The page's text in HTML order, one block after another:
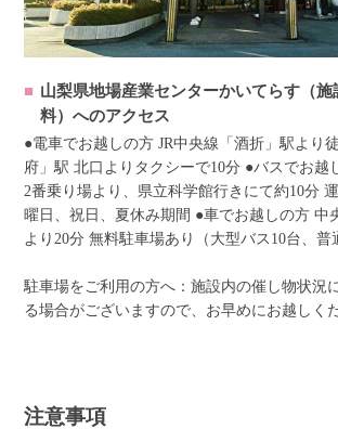
山梨県地場産業センターかいてらす（
料）へのアクセス
●電車でお越しの方 JR中央線「酒折」駅より
府」駅 北口よりタクシーで10分 ●バスでお越
2番乗り場より、県立科学館行きにて約10分
曜日、祝日、夏休み期間 ●車でお越しの方 中
より20分 無料駐車場あり（大型バス10台、普
駐車場をご利用の方へ：施設内の催し物状況
る場合がございますので、お早めにお越しく
注意事項